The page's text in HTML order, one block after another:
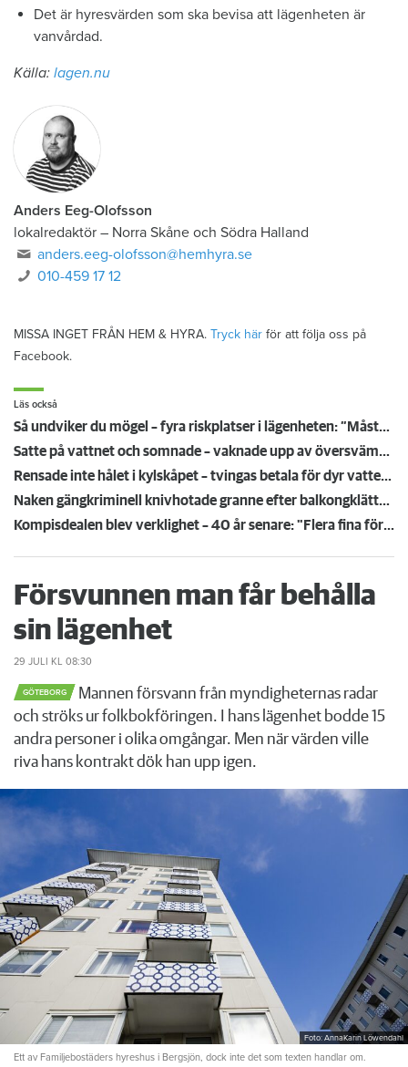
Det är hyresvärden som ska bevisa att lägenheten är
vanvårdad.
Källa: lagen.nu
Anders Eeg-Olofsson
lokalredaktör – Norra Skåne och Södra Halland
anders.eeg-olofsson@hemhyra.se
010-459 17 12
MISSA INGET FRÅN HEM & HYRA. Tryck här för att följa oss på
Facebook.
Läs också
Så undviker du mögel – fyra riskplatser i lägenheten: ”Måste städa bort”
Satte på vattnet och somnade – vaknade upp av översvämning hos grannen
Rensade inte hålet i kylskåpet – tvingas betala för dyr vattenskada
Naken gängkriminell knivhotade granne efter balkongklättring
Kompisdealen blev verklighet – 40 år senare: "Flera fina fördelar med att dela bostad"
Försvunnen man får behålla
sin lägenhet
29 JULI KL 08:30
GÖTEBORG
Mannen försvann från myndigheternas radar
och ströks ur folkbokföringen. I hans lägenhet bodde 15
andra personer i olika omgångar. Men när värden ville
riva hans kontrakt dök han upp igen.
Foto: AnnaKarin Löwendahl
Ett av Familjebostäders hyreshus i Bergsjön, dock inte det som texten handlar om.